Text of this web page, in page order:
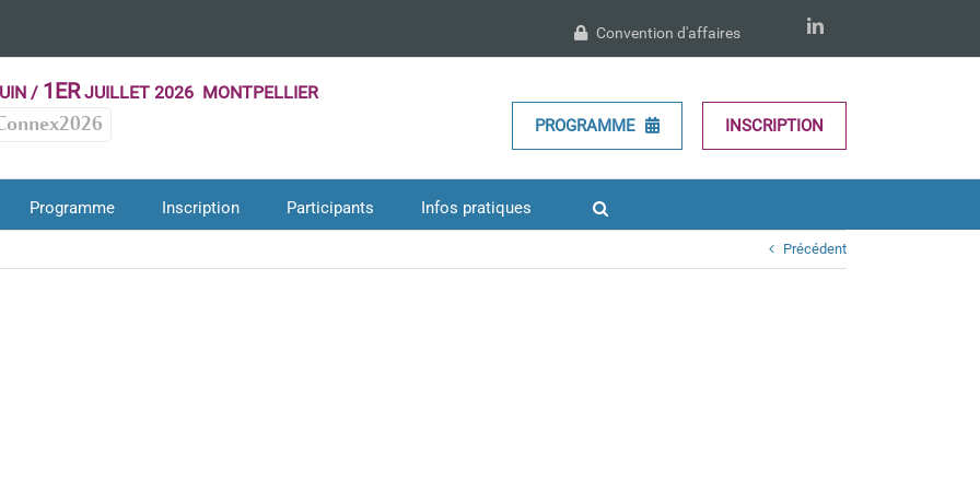
LinkedIn
Convention d'affaires
/ 1ERJUILLET 2026 MONTPELLIER
PROGRAMME INSCRIPTION
Programme Inscription Participants Infos pratiques
Précédent